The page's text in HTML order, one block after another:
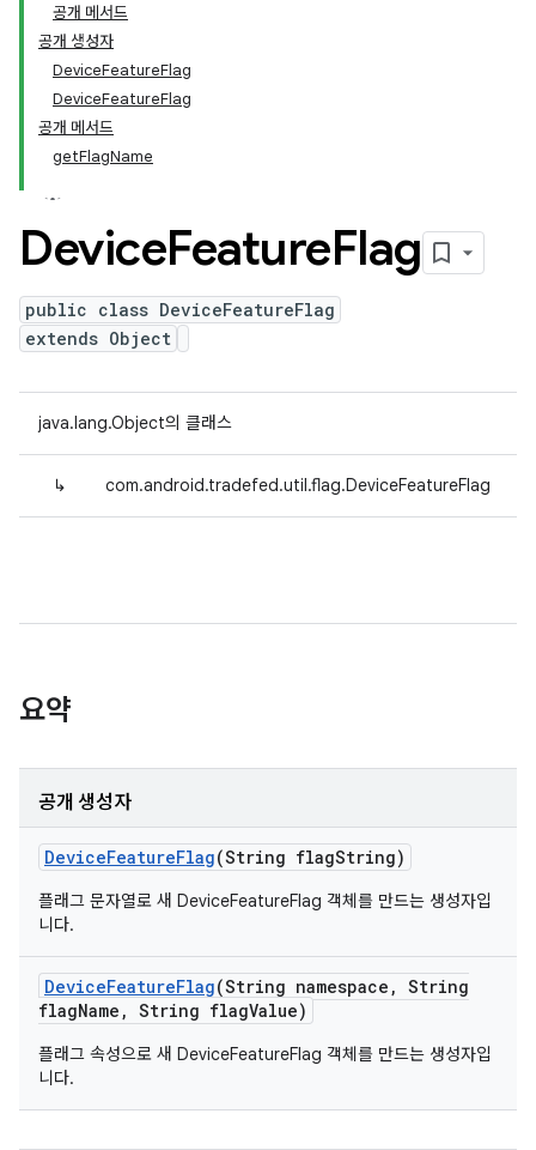
공개 메서드
공개 생성자
DeviceFeatureFlag
DeviceFeatureFlag
공개 메서드
getFlagName
DeviceFeatureFlag
public class DeviceFeatureFlag
extends Object
java.lang.Object의 클래스
↳ com.android.tradefed.util.flag.DeviceFeatureFlag
요약
공개 생성자
DeviceFeatureFlag(String flagString)
플래그 문자열로 새 DeviceFeatureFlag 객체를 만드는 생성자입
니다.
DeviceFeatureFlag(String namespace , String
flagName , String flagValue)
플래그 속성으로 새 DeviceFeatureFlag 객체를 만드는 생성자입
니다.